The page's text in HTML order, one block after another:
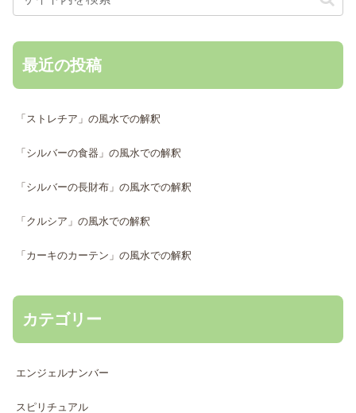
最近の投稿
「ストレチア」の風水での解釈
「シルバーの食器」の風水での解釈
「シルバーの長財布」の風水での解釈
「クルシア」の風水での解釈
「カーキのカーテン」の風水での解釈
カテゴリー
エンジェルナンバー
スピリチュアル